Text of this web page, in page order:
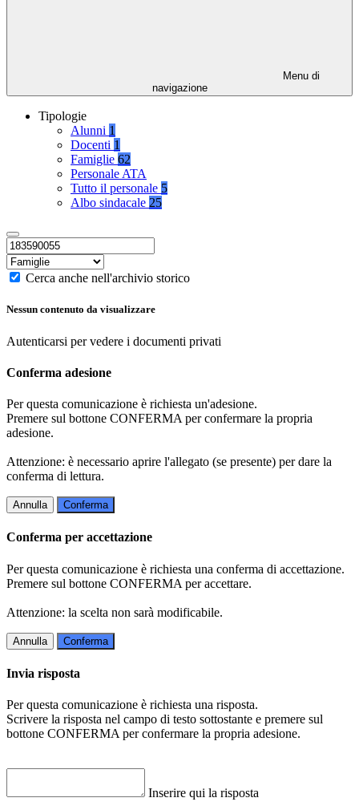
Menu di
navigazione
Tipologie
Alunni 1
Docenti 1
Famiglie 62
Personale ATA
Tutto il personale 5
Albo sindacale 25
Cerca anche nell'archivio storico
Nessun contenuto da visualizzare
Autenticarsi per vedere i documenti privati
Conferma adesione
Per questa comunicazione è richiesta un'adesione.
Premere sul bottone CONFERMA per confermare la propria
adesione.
Attenzione: è necessario aprire l'allegato (se presente) per dare la
conferma di lettura.
Annulla Conferma
Conferma per accettazione
Per questa comunicazione è richiesta una conferma di accettazione.
Premere sul bottone CONFERMA per accettare.
Attenzione: la scelta non sarà modificabile.
Annulla Conferma
Invia risposta
Per questa comunicazione è richiesta una risposta.
Scrivere la risposta nel campo di testo sottostante e premere sul
bottone CONFERMA per confermare la propria adesione.
Inserire qui la risposta